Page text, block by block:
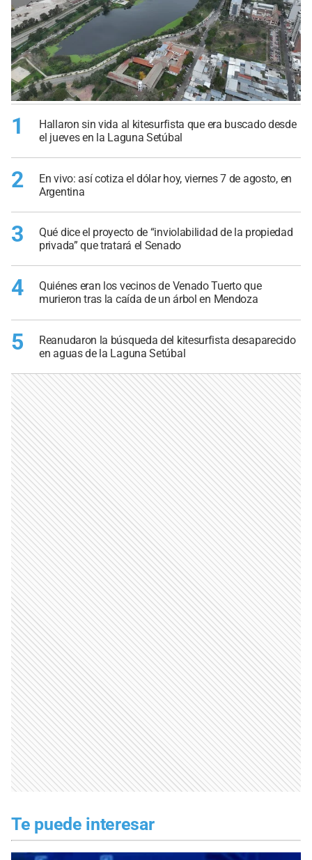
1
Hallaron sin vida al kitesurfista que era buscado desde
el jueves en la Laguna Setúbal
2
En vivo: así cotiza el dólar hoy, viernes 7 de agosto, en
Argentina
3
Qué dice el proyecto de “inviolabilidad de la propiedad
privada” que tratará el Senado
4
Quiénes eran los vecinos de Venado Tuerto que
murieron tras la caída de un árbol en Mendoza
5
Reanudaron la búsqueda del kitesurfista desaparecido
en aguas de la Laguna Setúbal
Te puede interesar